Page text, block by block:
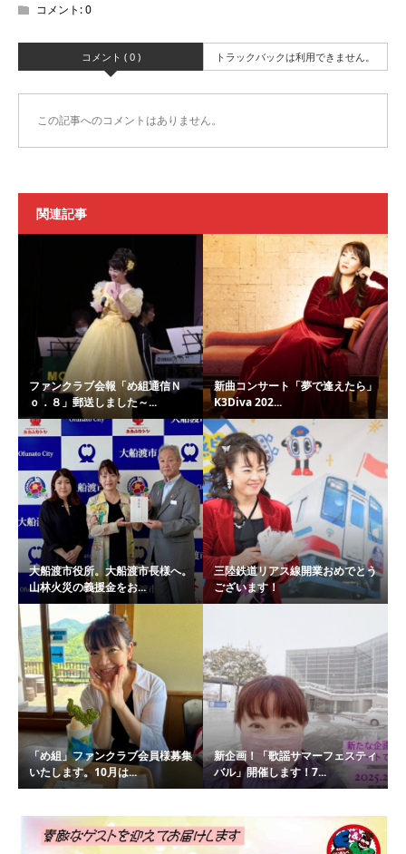
コメント:0
コメント ( 0 ) トラックバックは利用できません。
この記事へのコメントはありません。
関連記事
ファンクラブ会報「め組通信Ｎ
ｏ．８」郵送しました～...
新曲コンサート「夢で逢えたら」
K3Diva 202...
大船渡市役所。大船渡市長様へ。
山林火災の義援金をお...
三陸鉄道リアス線開業おめでとう
ございます！
「め組」ファンクラブ会員様募集
いたします。10月は...
新企画！「歌謡サマーフェスティ
バル」開催します！7...